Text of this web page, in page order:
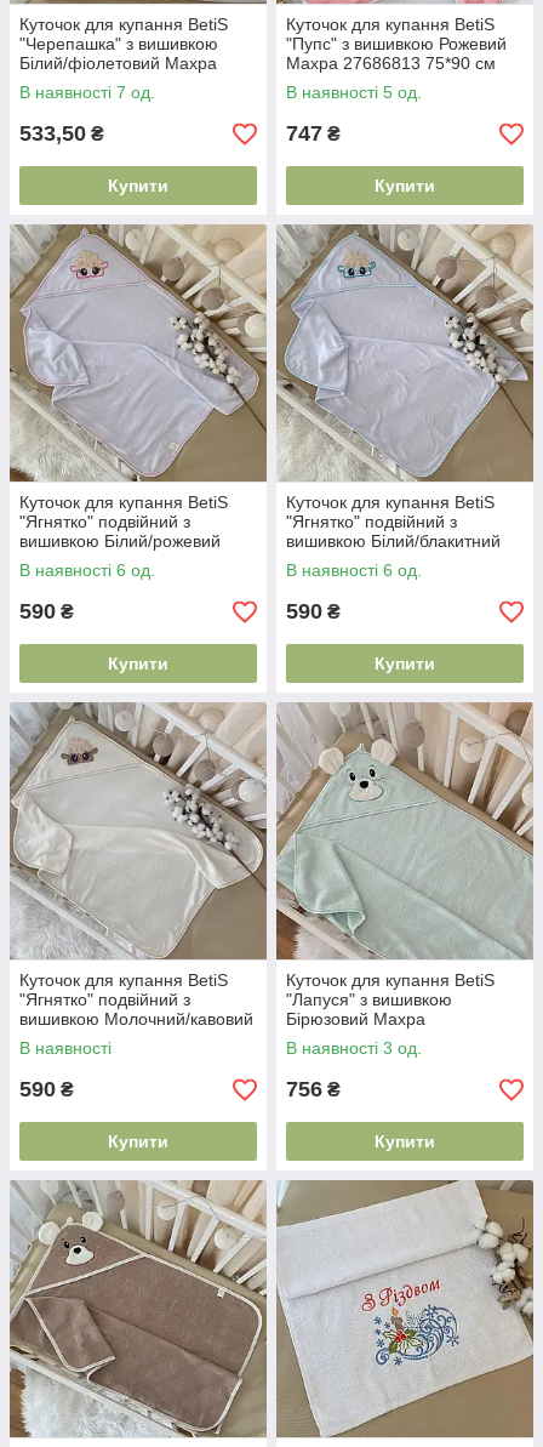
Куточок для купання BetiS
"Черепашка" з вишивкою
Білий/фіолетовий Махра
27687965 75*90 см
В наявності 7 од.
533,50 ₴
Купити
Куточок для купання BetiS
"Пупс" з вишивкою Рожевий
Махра 27686813 75*90 см
В наявності 5 од.
747 ₴
Купити
Куточок для купання BetiS
"Ягнятко" подвійний з
вишивкою Білий/рожевий
Махра 91450481 75*90 см
В наявності 6 од.
590 ₴
Купити
Куточок для купання BetiS
"Ягнятко" подвійний з
вишивкою Білий/блакитний
Махра 91450482 75*90 см
В наявності 6 од.
590 ₴
Купити
Куточок для купання BetiS
"Ягнятко" подвійний з
вишивкою Молочний/кавовий
Махра 91450483 75*90 см
В наявності
590 ₴
Купити
Куточок для купання BetiS
"Лапуся" з вишивкою
Бірюзовий Махра
двухстороння 91450500
90*110 см
В наявності 3 од.
756 ₴
Купити